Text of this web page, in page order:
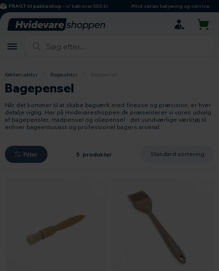
hovedindhold
søgning
navigation
indkøbskurv
FRAGT til pakkeshop– v/ køb over 500 kr. Altid seriøs betjening og service
Køkkenudstyr Bageudstyr Bagepensel
Bagepensel
Når det kommer til at skabe bagværk med finesse og præcision, er hver
detalje vigtig. Her på Hvidevareshoppen.dk præsenterer vi vores udvalg
af bagepensler, madpensel og oliepensel - det uundværlige værktøj til
enhver bageentusiast og professionel bagers arsenal.
Filter 5 produkter